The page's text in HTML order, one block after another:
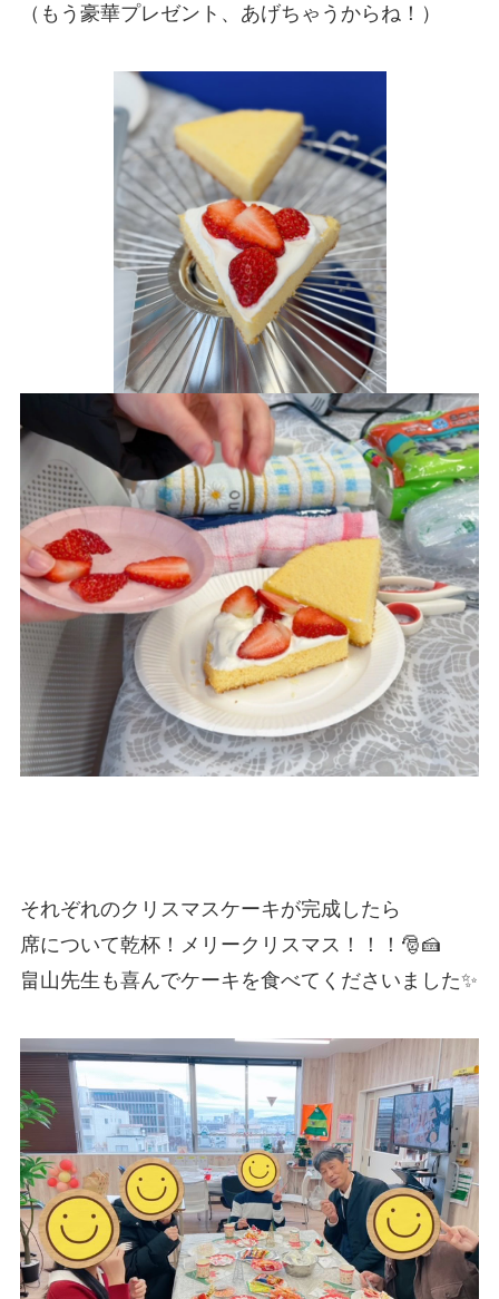
（もう豪華プレゼント、あげちゃうからね！）
それぞれのクリスマスケーキが完成したら
席について乾杯！メリークリスマス！！！🎅🍰
畠山先生も喜んでケーキを食べてくださいました✨